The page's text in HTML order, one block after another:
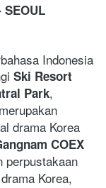
SEOUL
Indonesia
Park,
drama Korea
COEX
perpustakaan
Korea,